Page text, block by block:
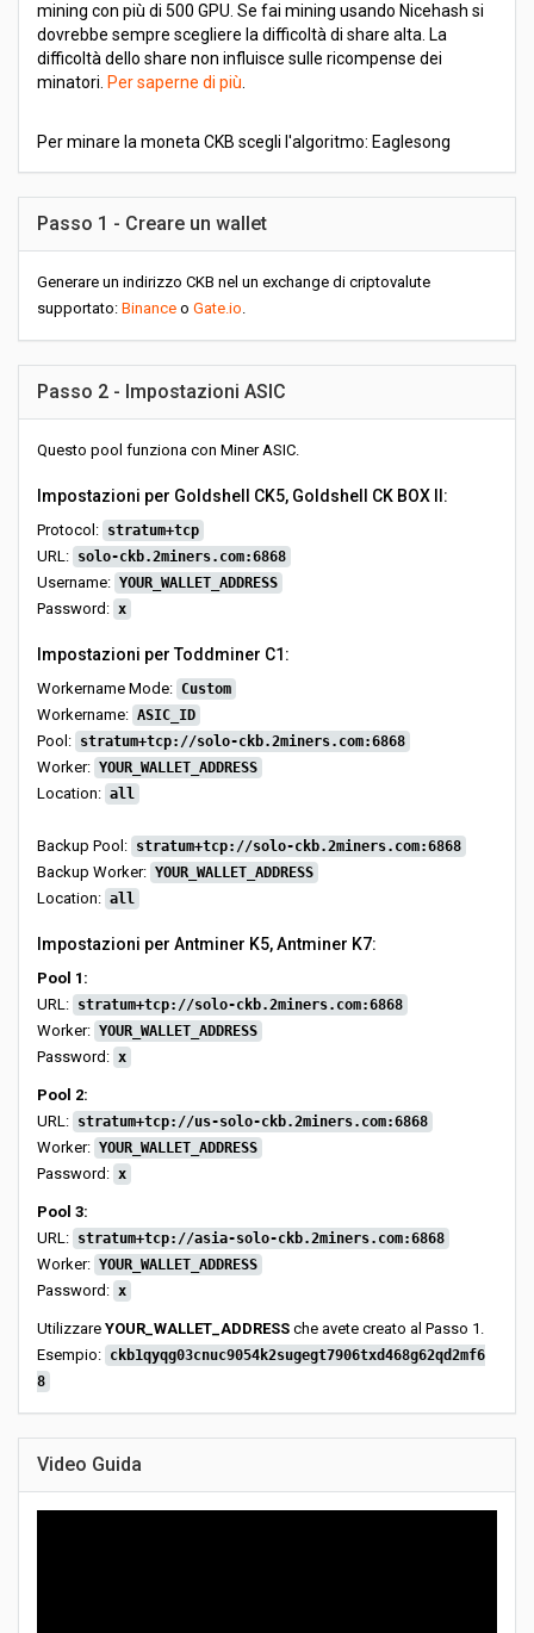
mining con più di 500 GPU. Se fai mining usando Nicehash si
dovrebbe sempre scegliere la difficoltà di share alta. La
difficoltà dello share non influisce sulle ricompense dei
minatori. Per saperne di più
Per minare la moneta CKB scegli l'algoritmo: Eaglesong
Passo 1 - Creare un wallet
Generare un indirizzo CKB nel un exchange di criptovalute
supportato: Binance o Gate.io.
Passo 2 - Impostazioni ASIC
Questo pool funziona con Miner ASIC.
Impostazioni per Goldshell CK5, Goldshell CK BOX II:
Protocol: stratum+tcp
URL: solo-ckb.2miners.com:6868
Username: YOUR_WALLET_ADDRESS
Password: x
Impostazioni per Toddminer C1:
Workername Mode: Custom
Workername: ASIC_ID
Pool: stratum+tcp://solo-ckb.2miners.com:6868
Worker: YOUR_WALLET_ADDRESS
Location: all
Backup Pool: stratum+tcp://solo-ckb.2miners.com:6868
Backup Worker: YOUR_WALLET_ADDRESS
Location: all
Impostazioni per Antminer K5, Antminer K7:
Pool 1:
URL: stratum+tcp://solo-ckb.2miners.com:6868
Worker: YOUR_WALLET_ADDRESS
Password: x
Pool 2:
URL: stratum+tcp://us-solo-ckb.2miners.com:6868
Worker: YOUR_WALLET_ADDRESS
Password: x
Pool 3:
URL: stratum+tcp://asia-solo-ckb.2miners.com:6868
Worker: YOUR_WALLET_ADDRESS
Password: x
Utilizzare YOUR_WALLET_ADDRESS che avete creato al Passo 1.
Esempio: ckb1qyqg03cnuc9054k2sugegt7906txd468g62qd2mf6
8
Video Guida